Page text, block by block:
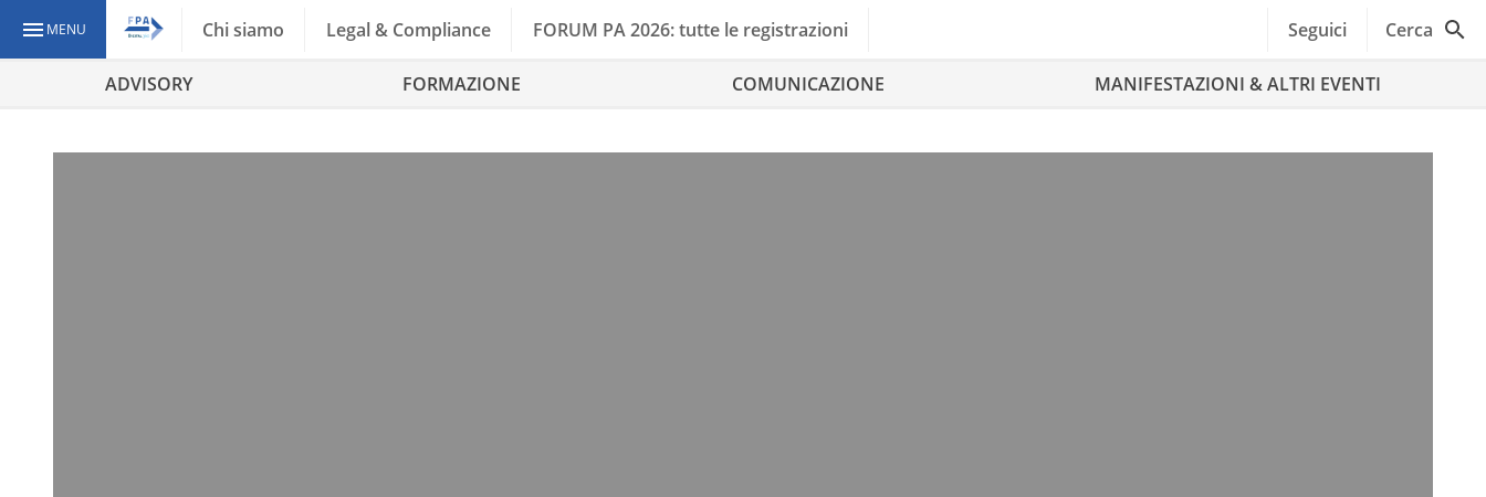
MENU Chi siamo Legal & Compliance FORUM PA 2026: tutte le registrazioni Seguici Cerca
ADVISORY FORMAZIONE COMUNICAZIONE MANIFESTAZIONI & ALTRI EVENTI